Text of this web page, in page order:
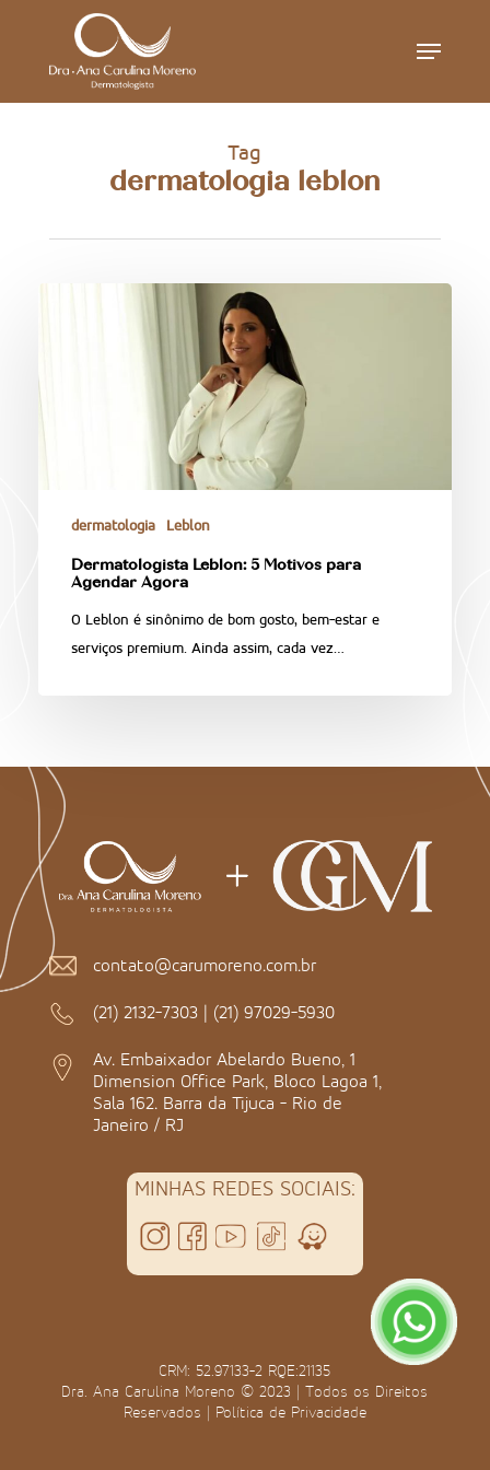
Menu
Tag
dermatologia leblon
dermatologia Leblon
Dermatologista Leblon: 5 Motivos para
Agendar Agora
O Leblon é sinônimo de bom gosto, bem‑estar e
serviços premium. Ainda assim, cada vez…
contato@carumoreno.com.br
(21) 2132-7303 | (21) 97029-5930
Av. Embaixador Abelardo Bueno, 1
Dimension Office Park, Bloco Lagoa 1,
Sala 162. Barra da Tijuca - Rio de
Janeiro / RJ
MINHAS REDES SOCIAIS:
CRM: 52.97133-2 RQE:21135
Dra. Ana Carulina Moreno © 2023 | Todos os Direitos
Reservados | Política de Privacidade